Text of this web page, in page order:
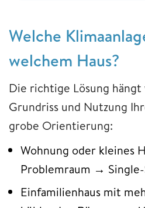
Welche
welchem Haus?
Die richtige Lösung
Grundriss und Nutzung
grobe Orientierung:
Wohnung oder kleines
Problemraum →
Einfamilienhaus mit